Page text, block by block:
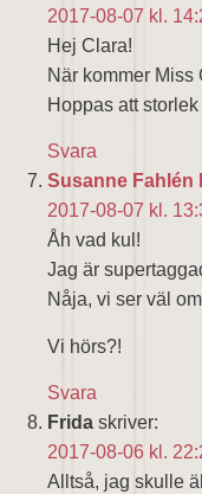
2017-08-07 kl.
Hej Clara!
När kommer
Hoppas att
Svara
Susanne Fahlén
2017-08-07 kl.
Åh vad kul!
Jag är
Nåja, vi ser väl
Vi hörs?!
Svara
Frida skriver:
2017-08-06 kl.
Alltså, jag skulle